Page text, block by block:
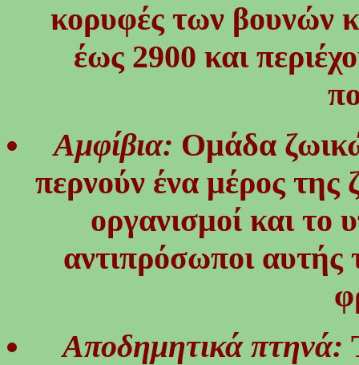
κορυφές των βουνών
έως 2900 και
Αμφίβια: Ομάδα
περνούν ένα μέρος
οργανισμοί και το
αντιπρόσωποι αυτής
Αποδημητικά πτηνά: